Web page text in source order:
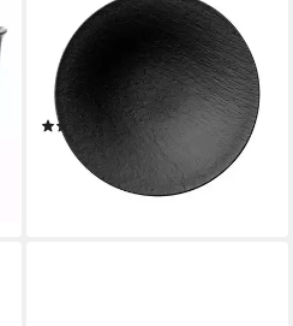
Müslischale Manufacture
SchaleTief, Porzellan, (1-tlg),
Premium Porcelain, mikrow.-
& spülm.sicher, Made in
Germany
(1)
ab 27,80 €
lieferbar - in 2-3 Werktagen bei dir